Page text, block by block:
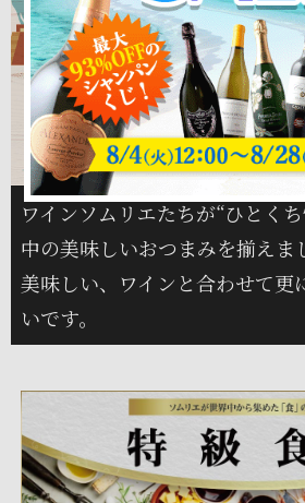
ワインソムリエたちが“ひとく
中の美味しいおつまみを揃えま
美味しい、ワインと合わせて更
いです。